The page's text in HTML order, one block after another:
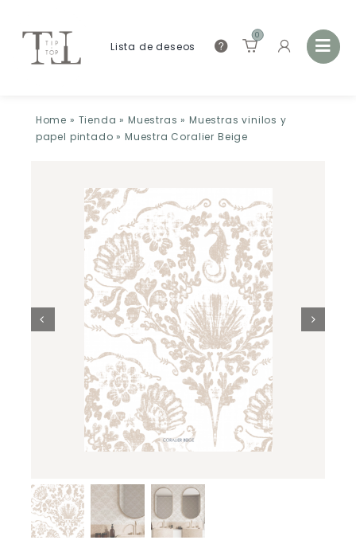
Lista de deseos
0
Home » Tienda » Muestras » Muestras vinilos y
papel pintado » Muestra Coralier Beige